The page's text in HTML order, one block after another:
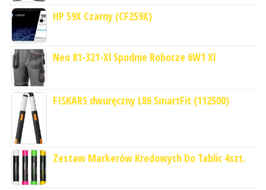
HP 59X Czarny (CF259X)
Neo 81-321-Xl Spodnie Robocze 6W1 Xl
FISKARS dwuręczny L86 SmartFit (112500)
Zestaw Markerów Kredowych Do Tablic 4szt.